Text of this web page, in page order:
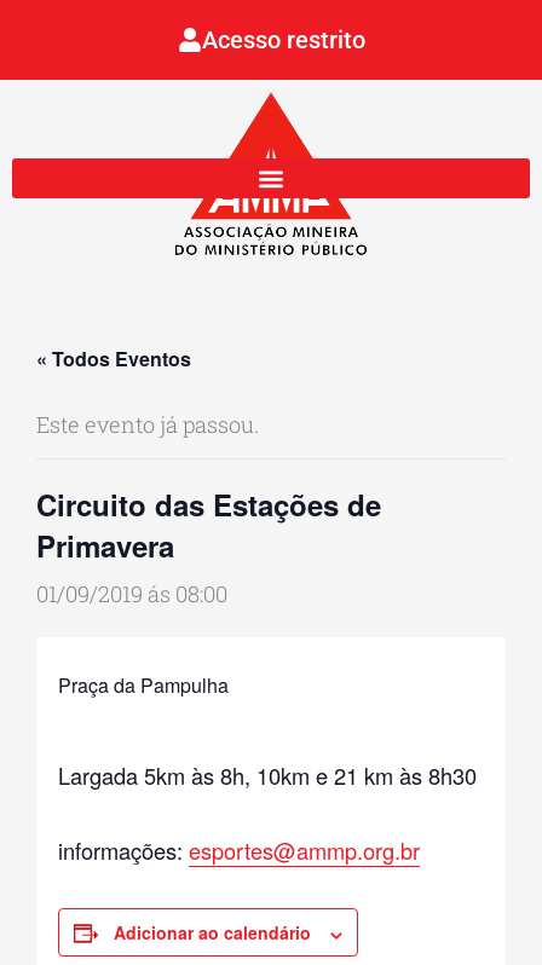
Acesso restrito
« Todos Eventos
Este evento já passou.
Circuito das Estações de
Primavera
01/09/2019 ás 08:00
Praça da Pampulha
Largada 5km às 8h, 10km e 21 km às 8h30
informações:esportes@ammp.org.br
Adicionar ao calendário